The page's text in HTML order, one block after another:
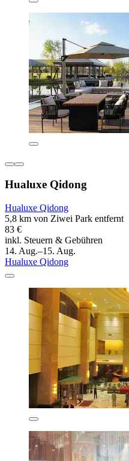
Hualuxe Qidong
Hualuxe Qidong
5,8 km von Ziwei Park entfernt
83 €
inkl. Steuern & Gebühren
14. Aug.–15. Aug.
Hualuxe Qidong